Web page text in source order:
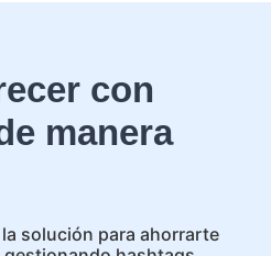
con
manera
solución para ahorrarte